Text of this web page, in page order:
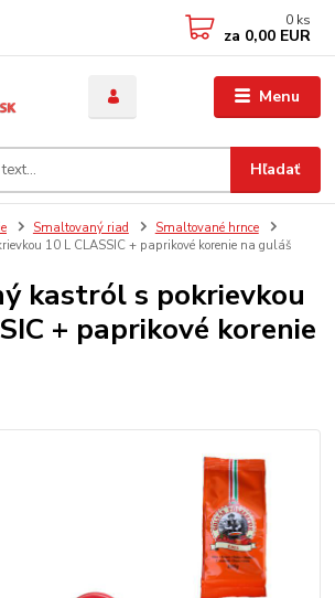
Menu
Hľadať
0 ks
za 0,00 EUR
Smaltovaný riad
Smaltované hrnce
10 L CLASSIC + paprikové korenie na guláš
kastról s pokrievkou
+ paprikové korenie